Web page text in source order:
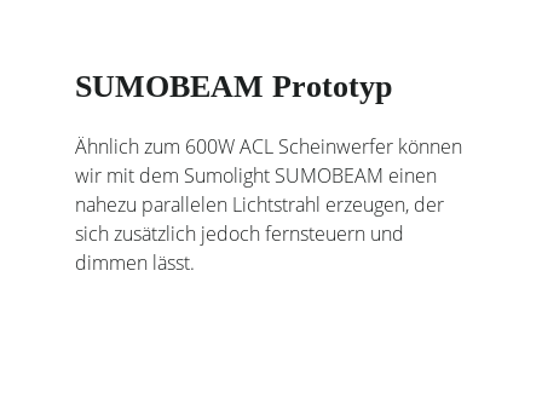
SUMOBEAM Prototyp
Ähnlich zum 600W ACL Scheinwerfer können
wir mit dem Sumolight SUMOBEAM einen
nahezu parallelen Lichtstrahl erzeugen, der
sich zusätzlich jedoch fernsteuern und
dimmen lässt.